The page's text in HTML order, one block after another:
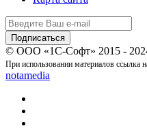
© ООО «1С-Софт» 2015 -
При использовании материалов ссылка
notamedia